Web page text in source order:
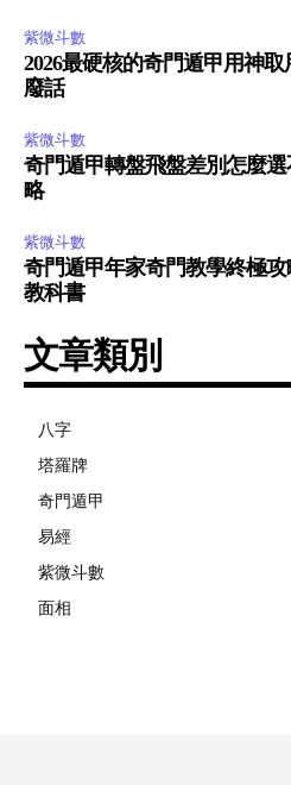
紫微斗數
2026最硬核的奇門遁甲用神
廢話
紫微斗數
奇門遁甲轉盤飛盤差別怎麼
略
紫微斗數
奇門遁甲年家奇門教學終極
教科書
文章類別
八字
塔羅牌
奇門遁甲
易經
紫微斗數
面相